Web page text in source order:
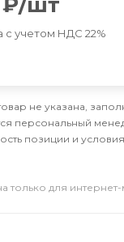
с учетом НДС 22%
не указана,
персональный
позиции и условия
только для